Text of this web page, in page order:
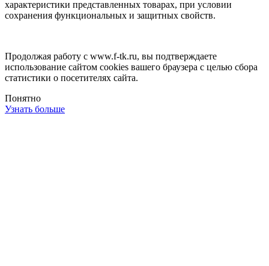
характеристики представленных товарах, при условии
сохранения функциональных и защитных свойств.
Продолжая работу с www.f-tk.ru, вы подтверждаете
использование сайтом cookies вашего браузера с целью сбора
статистики о посетителях сайта.
Понятно
Узнать больше